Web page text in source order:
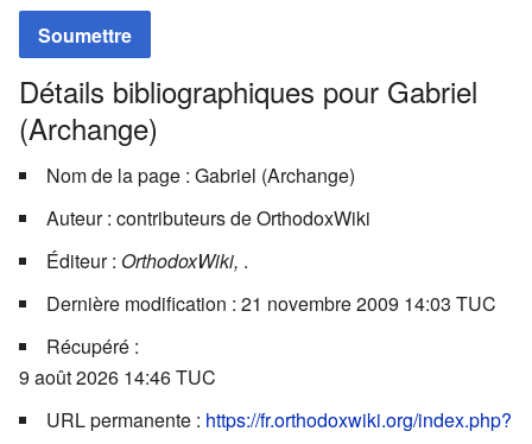
Soumettre
Détails bibliographiques pour Gabriel
(Archange)
Nom de la page : Gabriel (Archange)
Auteur : contributeurs de OrthodoxWiki
Éditeur : OrthodoxWiki, .
Dernière modification : 21 novembre 2009 14:03 TUC
Récupéré :
9 août 2026 14:46 TUC
URL permanente : https://fr.orthodoxwiki.org/index.php?